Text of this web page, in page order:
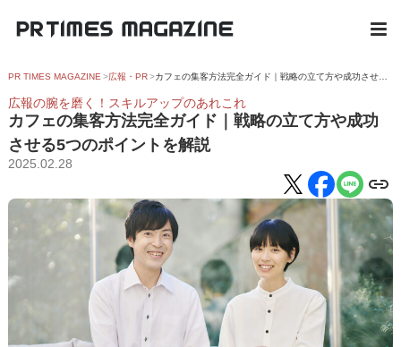
PR TIMES MAGAZINE 広報・PR カフェの集客方法完全ガイド｜戦略の立て方や成功させる5つのポイントを解説
広報の腕を磨く！スキルアップのあれこれ
カフェの集客方法完全ガイド｜戦略の立て方や成功
させる5つのポイントを解説
2025.02.28